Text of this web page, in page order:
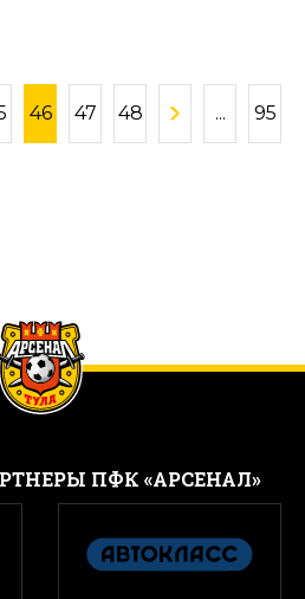
46 47 48 ... 95
ПФК «АРСЕНАЛ»